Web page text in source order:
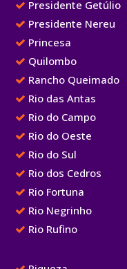
Presidente Getúlio
Presidente Nereu
Princesa
Quilombo
Rancho Queimado
Rio das Antas
Rio do Campo
Rio do Oeste
Rio do Sul
Rio dos Cedros
Rio Fortuna
Rio Negrinho
Rio Rufino